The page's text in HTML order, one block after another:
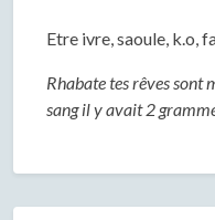
Etre ivre, saoule, k.o,
Rhabate tes rêves sont
sang il y avait 2